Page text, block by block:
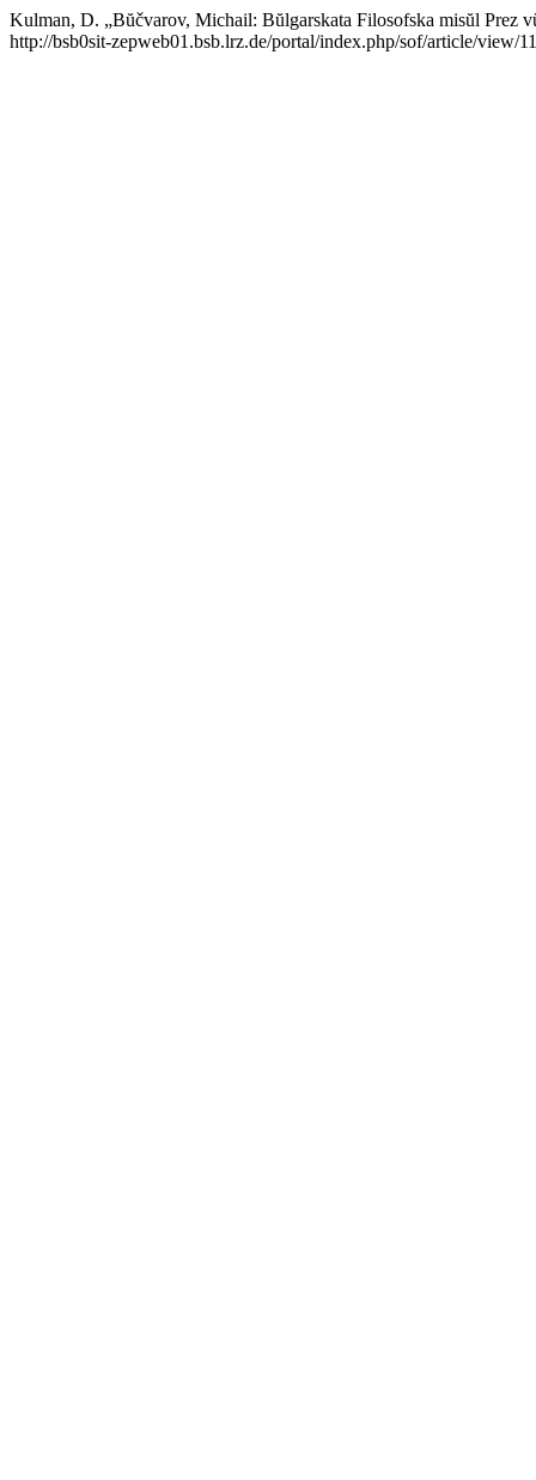
Kulman, D. „Bŭčvarov, Michail: Bŭlgarskata Filosofska misŭl Prez
http://bsb0sit-zepweb01.bsb.lrz.de/portal/index.php/sof/article/view/